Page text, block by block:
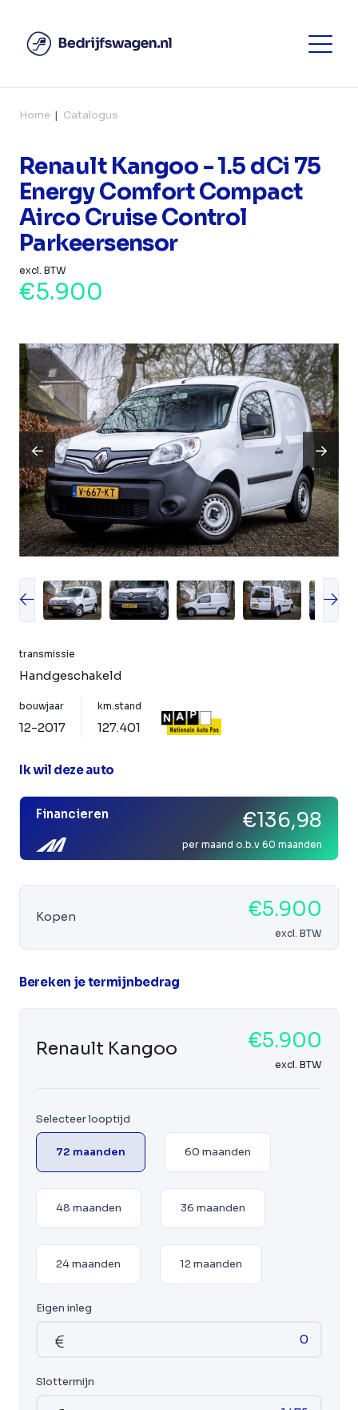
Home Catalogus
Renault Kangoo - 1.5 dCi 75
Energy Comfort Compact
Airco Cruise Control
Parkeersensor
excl. BTW
€5.900
transmissie
Handgeschakeld
bouwjaar
12-2017
km.stand
127.401
Ik wil deze auto
Financieren €136,98
per maand o.b.v 60 maanden
Kopen €5.900
excl. BTW
Bereken je termijnbedrag
Renault Kangoo €5.900
excl. BTW
Selecteer looptijd
72 maanden 60 maanden
48 maanden 36 maanden
24 maanden 12 maanden
Eigen inleg
Slottermijn